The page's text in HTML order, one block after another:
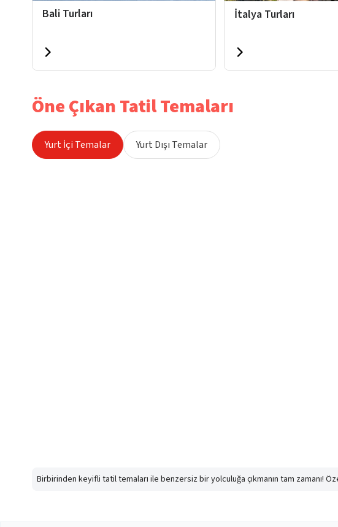
Bali Turları İtalya Turları
Öne Çıkan Tatil Temaları
Yurt İçi Temalar Yurt Dışı Temalar
Birbirinden keyifli tatil temaları ile benzersiz bir yolculuğa çıkmanın tam zamanı!